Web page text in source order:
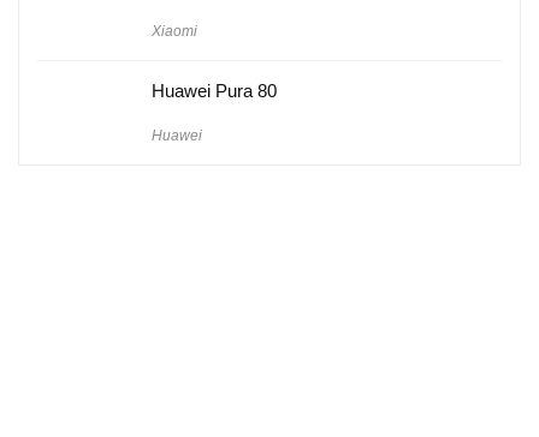
Xiaomi
Huawei Pura 80
Huawei